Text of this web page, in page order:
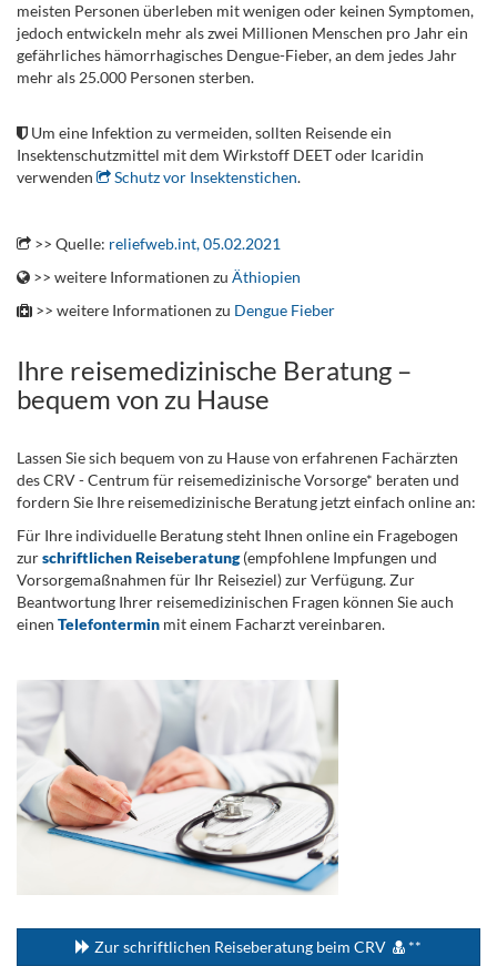
meisten Personen überleben mit wenigen oder keinen Symptomen,
jedoch entwickeln mehr als zwei Millionen Menschen pro Jahr ein
gefährliches hämorrhagisches Dengue-Fieber, an dem jedes Jahr
mehr als 25.000 Personen sterben.
Um eine Infektion zu vermeiden, sollten Reisende ein
Insektenschutzmittel mit dem Wirkstoff DEET oder Icaridin
verwenden
Schutz vor Insektenstichen.
>> Quelle: reliefweb.int, 05.02.2021
>> weitere Informationen zu Äthiopien
>> weitere Informationen zu Dengue Fieber
Ihre reisemedizinische Beratung –
bequem von zu Hause
Lassen Sie sich bequem von zu Hause von erfahrenen Fachärzten
des CRV - Centrum für reisemedizinische Vorsorge* beraten und
fordern Sie Ihre reisemedizinische Beratung jetzt einfach online an:
Für Ihre individuelle Beratung steht Ihnen online ein Fragebogen
zurschriftlichen Reiseberatung(empfohlene Impfungen und
Vorsorgemaßnahmen für Ihr Reiseziel) zur Verfügung. Zur
Beantwortung Ihrer reisemedizinischen Fragen können Sie auch
einen Telefontermin mit einem Facharzt vereinbaren.
Zur schriftlichen Reiseberatung beim CRV **